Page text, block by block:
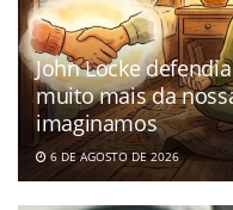
John Locke
muito mais da
imaginamos
6 DE AGOSTO DE 2026